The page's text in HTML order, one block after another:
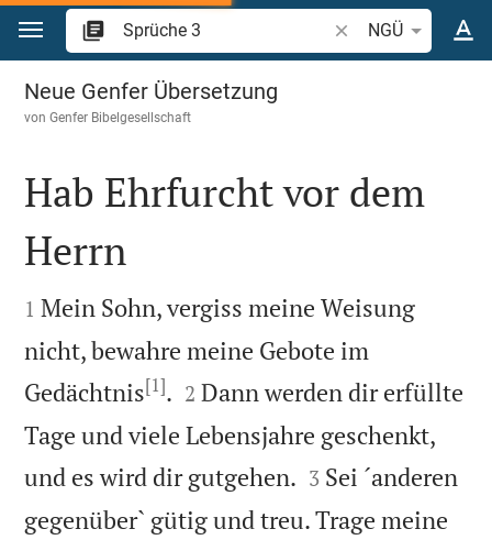
Zum Inhalt springen
Bibelstelle oder
NGÜ
Sprüche 3
Neue Genfer Übersetzung
vonGenfer Bibelgesellschaft

Hab Ehrfurcht vor dem
Herrn

1 Mein Sohn, vergiss meine Weisung
nicht, bewahre meine Gebote im
Gedächtnis[1]. 

2 Dann werden dir erfüllte
Tage und viele Lebensjahre geschenkt,
und es wird dir gutgehen. 

3 Sei ´anderen
gegenüber` gütig und treu. Trage meine